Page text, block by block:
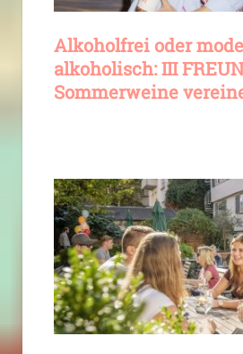
Alkoholfrei oder
alkoholisch: III
Sommerweine